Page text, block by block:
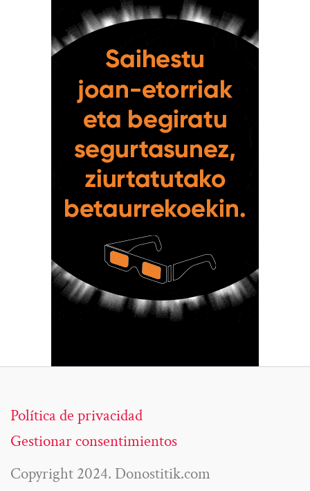
Política de privacidad
Gestionar consentimientos
Copyright 2024. Donostitik.com